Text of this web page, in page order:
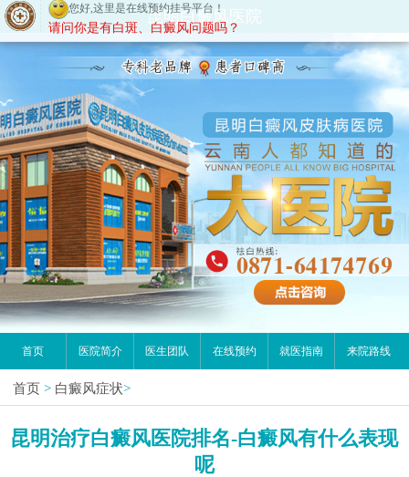
昆明白癜风医院
首页 医院简介 医生团队 在线预约 就医指南 来院路线
首页 > 白癜风症状>
昆明治疗白癜风医院排名-白癜风有什么表现
呢
您好,这里是在线预约挂号平台！
请问你是有白斑、白癜风问题吗？